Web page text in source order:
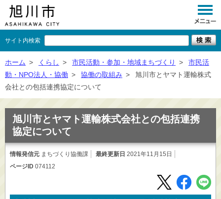
サイト内検索
くらし
事業者向け
施設一覧
ホーム > くらし > 市民活動・参加・地域まちづくり >
市民活
動・NPO法人・協働 > 協働の取組み >
旭川市とヤマト運輸株式
会社との包括連携協定について
旭川市とヤマト運輸株式会社との包括連携
協定について
情報発信元 まちづくり協働課 最終更新日 2021年11月15日
ページID 074112